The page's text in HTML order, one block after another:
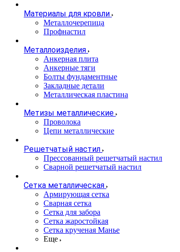
Материалы для кровли
Металлочерепица
Профнастил
Металлоизделия
Анкерная плита
Анкерные тяги
Болты фундаментные
Закладные детали
Металлическая пластина
Метизы металлические
Проволока
Цепи металлические
Решетчатый настил
Прессованный решетчатый настил
Сварной решетчатый настил
Сетка металлическая
Армирующая сетка
Сварная сетка
Сетка для забора
Сетка жаростойкая
Сетка крученая Манье
Еще